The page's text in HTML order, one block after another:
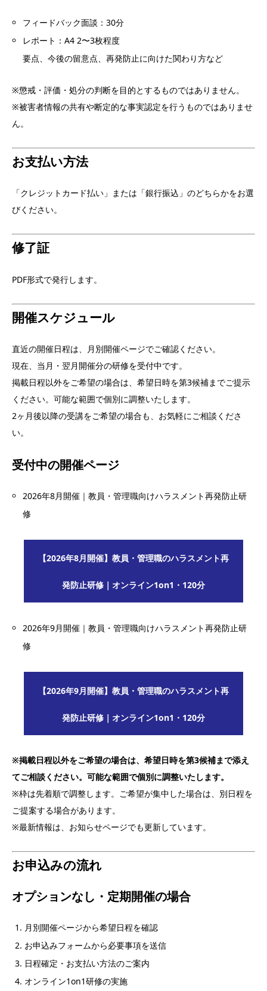
フィードバック面談：30分
レポート：A4 2〜3枚程度
要点、今後の留意点、再発防止に向けた関わり方など
※懲戒・評価・処分の判断を目的とするものではありません。
※被害者情報の共有や断定的な事実認定を行うものではありませ
ん。
お支払い方法
「クレジットカード払い」または「銀行振込」のどちらかをお選
びください。
修了証
PDF形式で発行します。
開催スケジュール
直近の開催日程は、月別開催ページでご確認ください。
現在、当月・翌月開催分の研修を受付中です。
掲載日程以外をご希望の場合は、希望日時を第3候補までご提示
ください。可能な範囲で個別に調整いたします。
2ヶ月後以降の受講をご希望の場合も、お気軽にご相談くださ
い。
受付中の開催ページ
2026年8月開催｜教員・管理職向けハラスメント再発防止研
修
【2026年8月開催】教員・管理職のハラスメント再
発防止研修｜オンライン1on1・120分
2026年9月開催｜教員・管理職向けハラスメント再発防止研
修
【2026年9月開催】教員・管理職のハラスメント再
発防止研修｜オンライン1on1・120分
※掲載日程以外をご希望の場合は、希望日時を第3候補まで添え
てご相談ください。可能な範囲で個別に調整いたします。
※枠は先着順で調整します。ご希望が集中した場合は、別日程を
ご提案する場合があります。
※最新情報は、お知らせページでも更新しています。
お申込みの流れ
オプションなし・定期開催の場合
月別開催ページから希望日程を確認
お申込みフォームから必要事項を送信
日程確定・お支払い方法のご案内
オンライン1on1研修の実施